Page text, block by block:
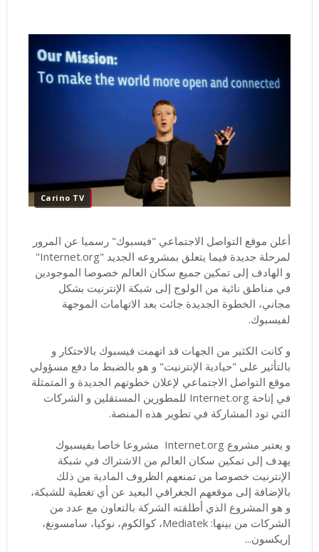
Carino TV
أعلن موقع التواصل الاجتماعي "فيسبوك" رسميا عن المرور
لمرحلة جديدة فيما يتعلق بمشروعه الجديد "Internet.org"
و الهادف إلى تمكين جميع سكان العالم خصوصا الموجودين
في مناطق نائية من الولوج إلى شبكة الإنترنيت بشكل
مجاني، الخطوة الجديدة جائت بعد الاتهامات الموجهة
لفيسبوك.
و كانت الكثير من الجهات قد اتهمت فيسبوك بالاحتكار و
بالتأثير على "حيادية الإنترنيت" و هو بالضبط ما دفع مسؤولي
موقع التواصل الاجتماعي لإعلان خطوتهم الجديدة و المتمثلة
في إتاحة Internet.org للمطورين المستقلين و الشركات
التي تود المشاركة في تطوير هذه المنصة.
و يعتبر مشروع Internet.org مشروعا خاصا بفيسبوك
يهدف إلى تمكين سكان العالم من الاشتراك في شبكة
الإنترنيت خصوصا من تمنعهم الظروف المادية من ذلك
بالإضافة إلى موقعهم الجغرافي البعيد عن أي تغطية للشبكة،
و هو المشروع الذي أطلقته الشركة بالتعاون مع عدد من
الشركات من بينها: Mediatek، كوالكوم، نوكيا، سامسونغ،
إريكسون...